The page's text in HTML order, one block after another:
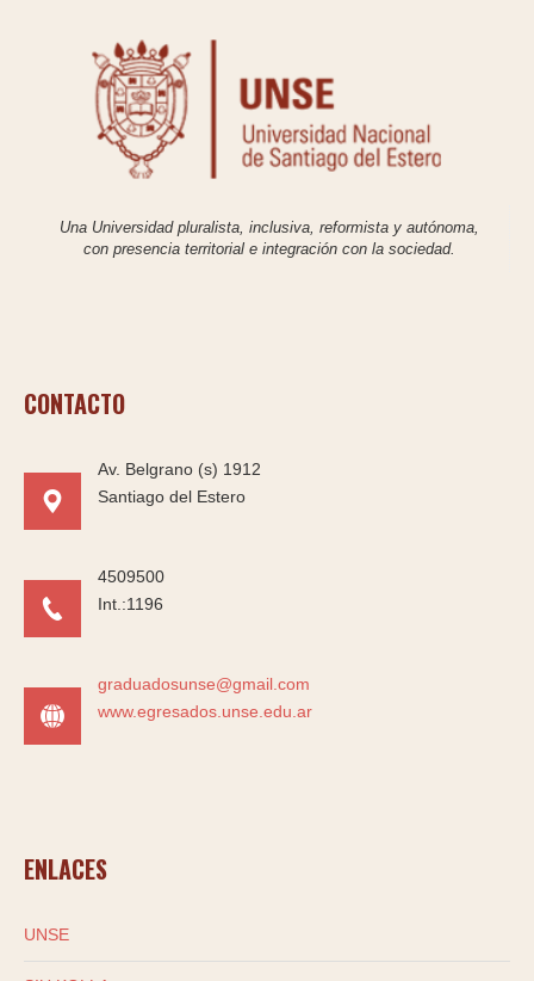
Una Universidad pluralista, inclusiva, reformista y autónoma,
con presencia territorial e integración con la sociedad.
CONTACTO
Av. Belgrano (s) 1912
Santiago del Estero
4509500
Int.:1196
graduadosunse@gmail.com
www.egresados.unse.edu.ar
ENLACES
UNSE